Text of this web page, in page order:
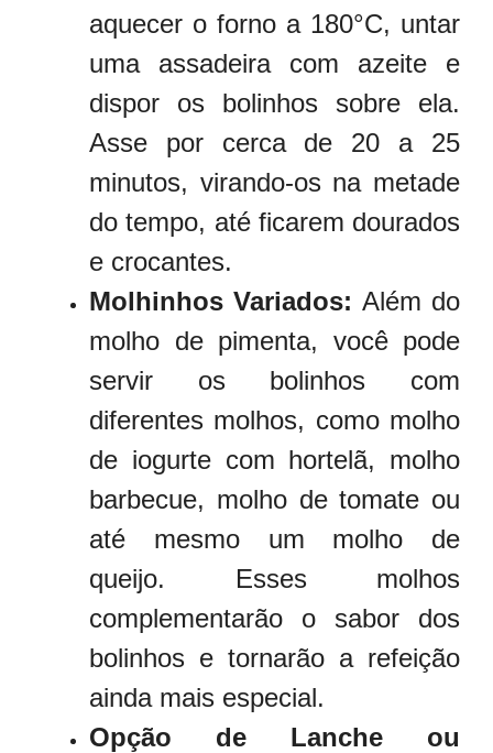
aquecer o forno a 180°C, untar
uma assadeira com azeite e
dispor os bolinhos sobre ela.
Asse por cerca de 20 a 25
minutos, virando-os na metade
do tempo, até ficarem dourados
e crocantes.
Molhinhos Variados: Além do
molho de pimenta, você pode
servir os bolinhos com
diferentes molhos, como molho
de iogurte com hortelã, molho
barbecue, molho de tomate ou
até mesmo um molho de
queijo. Esses molhos
complementarão o sabor dos
bolinhos e tornarão a refeição
ainda mais especial.
Opção de Lanche ou